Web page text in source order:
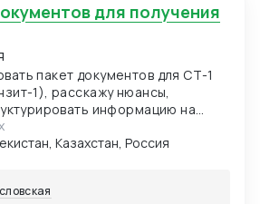
пакет документов для СТ-1
1), расскажу нюансы,
информацию на
Казахстан, Россия